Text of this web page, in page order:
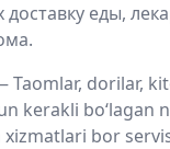
еды,
dorilar,
kerakli bo‘lagan
bor